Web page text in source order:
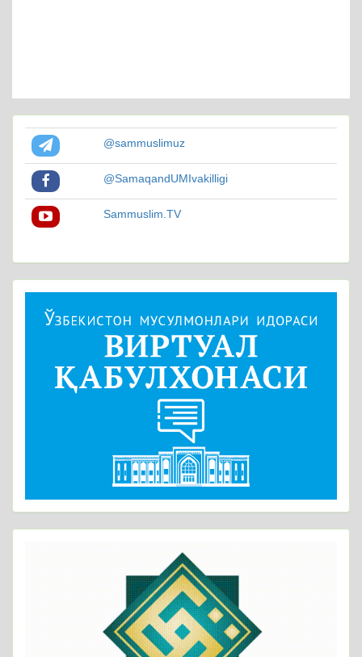
@sammuslimuz
@SamaqandUMIvakilligi
Sammuslim.TV